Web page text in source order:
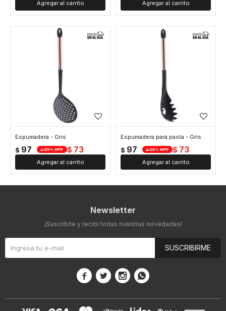
Espumadera - Gris
$ 97 $ 73
Espumadera para pasta - Gris
$ 97 $ 73
Newsletter
¡Suscribite y recibí todas nuestras novedades!
SUSCRIBIRME
   